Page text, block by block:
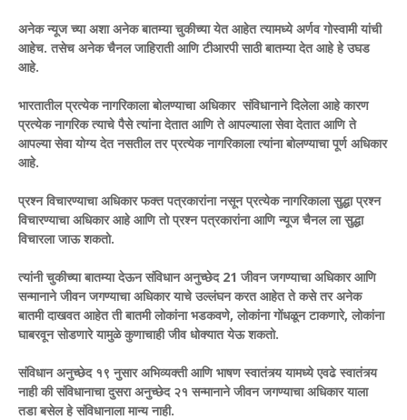
अनेक न्यूज च्या अशा अनेक बातम्या चुकीच्या येत आहेत त्यामध्ये अर्णव गोस्वामी यांची
आहेच. तसेच अनेक चैनल जाहिराती आणि टीआरपी साठी बातम्या देत आहे हे उघड
आहे.
भारतातील प्रत्येक नागरिकाला बोलण्याचा अधिकार संविधानाने दिलेला आहे कारण
प्रत्येक नागरिक त्याचे पैसे त्यांना देतात आणि ते आपल्याला सेवा देतात आणि ते
आपल्या सेवा योग्य देत नसतील तर प्रत्येक नागरिकाला त्यांना बोलण्याचा पूर्ण अधिकार
आहे.
प्रश्न विचारण्याचा अधिकार फक्त पत्रकारांना नसून प्रत्येक नागरिकाला सुद्धा प्रश्न
विचारण्याचा अधिकार आहे आणि तो प्रश्न पत्रकारांना आणि न्यूज चैनल ला सुद्धा
विचारला जाऊ शकतो.
त्यांनी चुकीच्या बातम्या देऊन संविधान अनुच्छेद 21 जीवन जगण्याचा अधिकार आणि
सन्मानाने जीवन जगण्याचा अधिकार याचे उल्लंघन करत आहेत ते कसे तर अनेक
बातमी दाखवत आहेत ती बातमी लोकांना भडकवणे, लोकांना गोंधळून टाकणारे, लोकांना
घाबरवून सोडणारे यामुळे कुणाचाही जीव धोक्यात येऊ शकतो.
संविधान अनुच्छेद १९ नुसार अभिव्यक्ती आणि भाषण स्वातंत्र्य यामध्ये एवढे स्वातंत्र्य
नाही की संविधानाचा दुसरा अनुच्छेद २१ सन्मानाने जीवन जगण्याचा अधिकार याला
तडा बसेल हे संविधानाला मान्य नाही.